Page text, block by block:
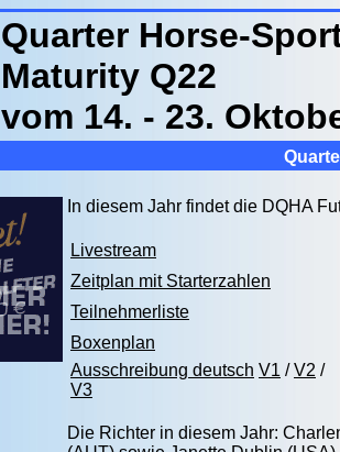
Quarter Horse-
Maturity Q22
vom 14. - 23.
In diesem Jahr findet die DQHA
Livestream
Zeitplan mit Starterzahlen
Teilnehmerliste
Boxenplan
Ausschreibung deutsch V1 /V2 /
V3
Die Richter in diesem Jahr: